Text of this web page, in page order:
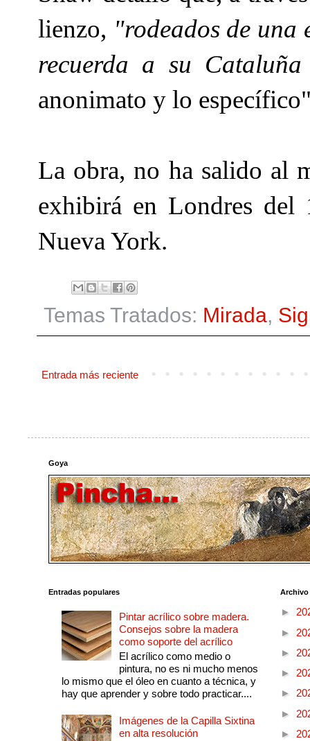
lienzo, "rodeados de una
recuerda a su
anonimato y lo
La obra, no ha salido al
exhibirá en Londres
Nueva York.
Temas Tratados: Mirada,
Entrada más reciente
Goya
Entradas populares
Pintar acrílico sobre madera.
Consejos sobre la madera
como soporte del acrílico
El acrílico como medio o
pintura, no es ni mucho menos
lo mismo que el óleo en cuanto a técnica, y
hay que aprender y sobre todo practicar....
Imágenes de la Capilla Sixtina
en alta resolución
►
►
►
►
►
►
►